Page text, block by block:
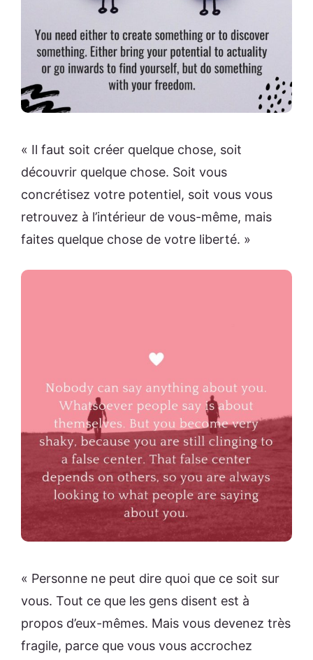
« Il faut soit créer quelque chose, soit
découvrir quelque chose. Soit vous
concrétisez votre potentiel, soit vous vous
retrouvez à l’intérieur de vous-même, mais
faites quelque chose de votre liberté. »
« Personne ne peut dire quoi que ce soit sur
vous. Tout ce que les gens disent est à
propos d’eux-mêmes. Mais vous devenez très
fragile, parce que vous vous accrochez